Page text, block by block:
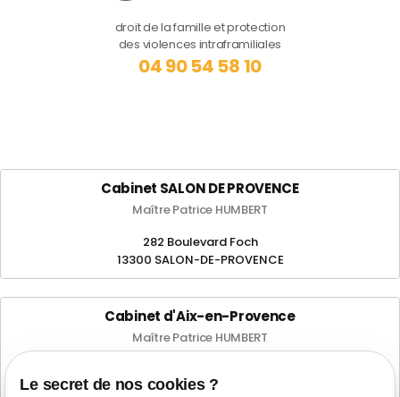
droit de la famille et protection
des violences intraframiliales
04 90 54 58 10
Cabinet SALON DE PROVENCE
Maître Patrice HUMBERT
282 Boulevard Foch
13300 SALON-DE-PROVENCE
Cabinet d'Aix-en-Provence
Maître Patrice HUMBERT
13100 AIX EN PROVENCE
Le secret de nos cookies ?